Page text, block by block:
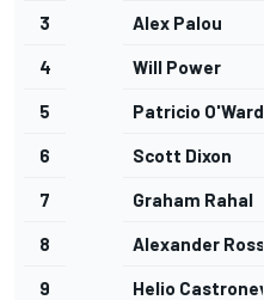
3 Alex Palou
4 Will Power
5 Patricio O'Ward
6 Scott Dixon
7 Graham Rahal
8 Alexander Rossi
9 Helio